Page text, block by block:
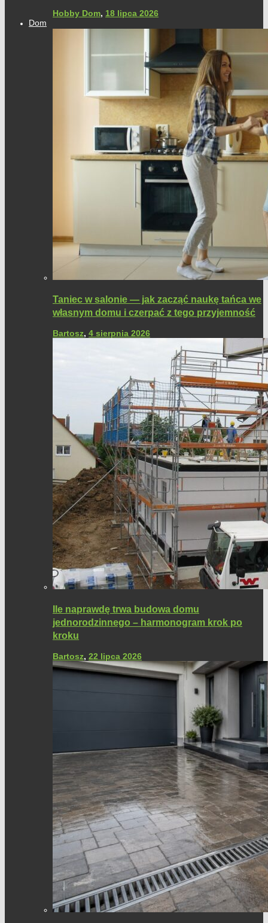
Hobby Dom, 18 lipca 2026
Dom
Taniec w salonie — jak zacząć naukę tańca we
własnym domu i czerpać z tego przyjemność
Bartosz, 4 sierpnia 2026
Ile naprawdę trwa budowa domu
jednorodzinnego – harmonogram krok po
kroku
Bartosz, 22 lipca 2026